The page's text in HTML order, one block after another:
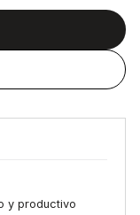
y productivo